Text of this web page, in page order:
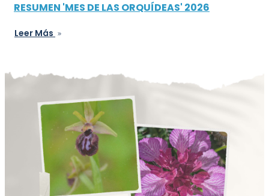
RESUMEN 'MES DE LAS ORQUÍDEAS' 2026
Leer Más